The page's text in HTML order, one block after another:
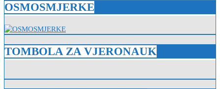
OSMOSMJERKE
TOMBOLA ZA VJERONAUK